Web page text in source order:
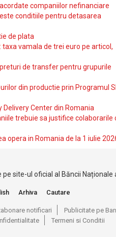
companiilor nefinanciare
conditiile pentru detasarea
de plata
vamala de trei euro pe articol,
de transfer pentru grupurile
din productie prin Programul
Center din Romania
trebuie sa justifice colaborarile
opera in Romania de la 1 iulie
site-ul oficial al Băncii Naționale
Arhiva Cautare
notificari Publicitate pe
Termeni si Conditii